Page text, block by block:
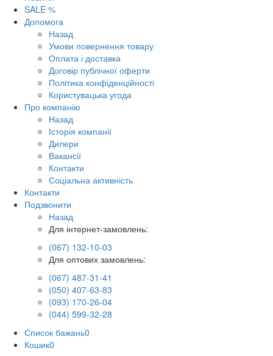
SALE %
Допомога
Назад
Умови повернення товару
Оплата і доставка
Договір публічної оферти
Політика конфіденційності
Користувацька угода
Про компанію
Назад
Історія компанії
Дилери
Вакансії
Контакти
Соціальна активність
Контакти
Подзвонити
Назад
Для інтернет-замовлень:
(067) 132-10-03
Для оптових замовлень:
(067) 487-31-41
(050) 407-63-83
(093) 170-26-04
(044) 599-32-28
Список бажань0
Кошик0